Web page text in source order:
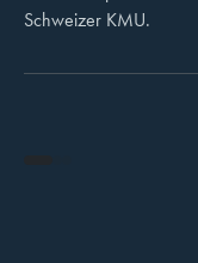
Schweizer KMU.